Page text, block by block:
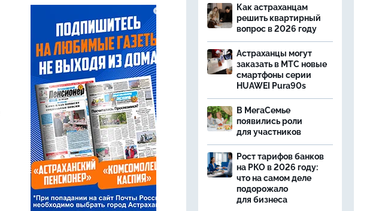
Как астраханцам
решить квартирный
вопрос в 2026 году
Астраханцы могут
заказать в МТС новые
смартфоны серии
HUAWEI Pura90s
В МегаСемье
появились роли
для участников
Рост тарифов банков
на РКО в 2026 году:
что на самом деле
подорожало
для бизнеса